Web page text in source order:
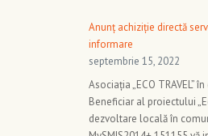
Anunț achiziție directă
informare
septembrie 15, 2022
Asociația „ECO TRAVEL”
Beneficiar al proiectului
dezvoltare locală în